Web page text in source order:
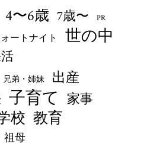
4〜6歳 7歳〜 PR
ートナイト 世の中
兄弟・姉妹 出産
子育て 家事
校 教育
祖母